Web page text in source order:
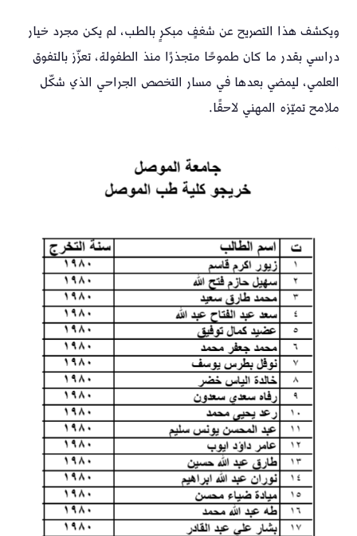
ويكشف هذا التصريح عن شغفٍ مبكرٍ بالطب، لم يكن مجرد خيار
دراسي بقدر ما كان طموحًا متجذرًا منذ الطفولة، تعزّز بالتفوق
العلمي، ليمضي بعدها في مسار التخصص الجراحي الذي شكّل
ملامح تميّزه المهني لاحقًا.